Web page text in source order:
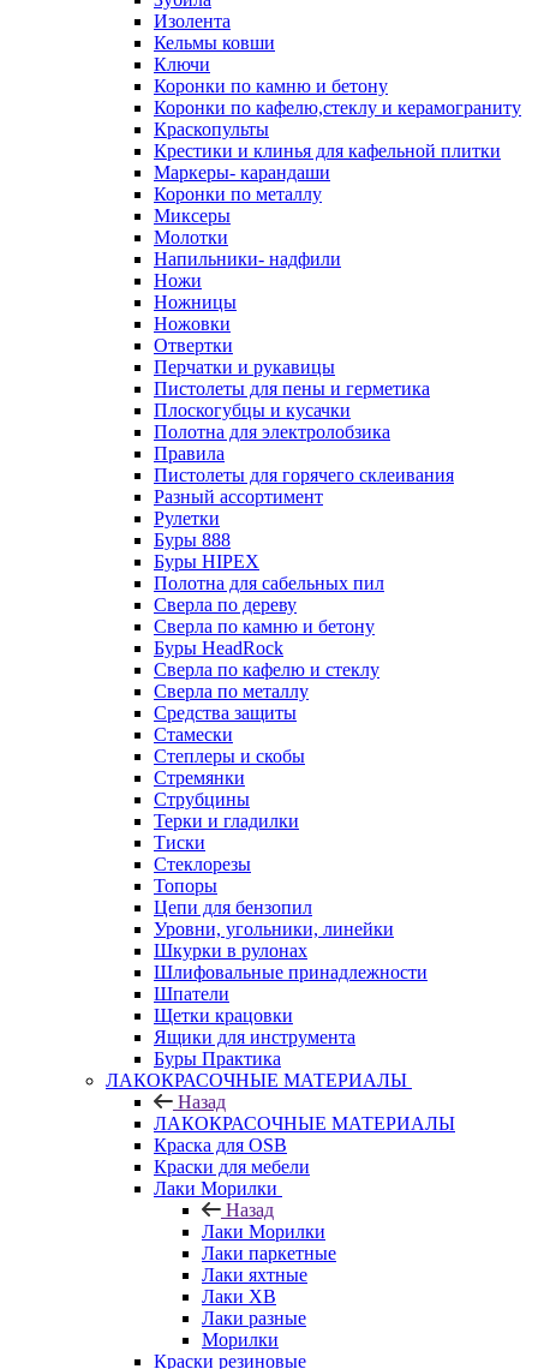
Изолента
Кельмы ковши
Ключи
Коронки по камню и бетону
Коронки по кафелю,стеклу и керамограниту
Краскопульты
Крестики и клинья для кафельной плитки
Маркеры- карандаши
Коронки по металлу
Миксеры
Молотки
Напильники- надфили
Ножи
Ножницы
Ножовки
Отвертки
Перчатки и рукавицы
Пистолеты для пены и герметика
Плоскогубцы и кусачки
Полотна для электролобзика
Правила
Пистолеты для горячего склеивания
Разный ассортимент
Рулетки
Буры 888
Буры HIPEX
Полотна для сабельных пил
Сверла по дереву
Сверла по камню и бетону
Буры HeadRock
Сверла по кафелю и стеклу
Сверла по металлу
Средства защиты
Стамески
Степлеры и скобы
Стремянки
Струбцины
Терки и гладилки
Тиски
Стеклорезы
Топоры
Цепи для бензопил
Уровни, угольники, линейки
Шкурки в рулонах
Шлифовальные принадлежности
Шпатели
Щетки крацовки
Ящики для инструмента
Буры Практика
ЛАКОКРАСОЧНЫЕ МАТЕРИАЛЫ
Назад
ЛАКОКРАСОЧНЫЕ МАТЕРИАЛЫ
Краска для OSB
Краски для мебели
Лаки Морилки
Назад
Лаки Морилки
Лаки паркетные
Лаки яхтные
Лаки ХВ
Лаки разные
Морилки
Краски резиновые